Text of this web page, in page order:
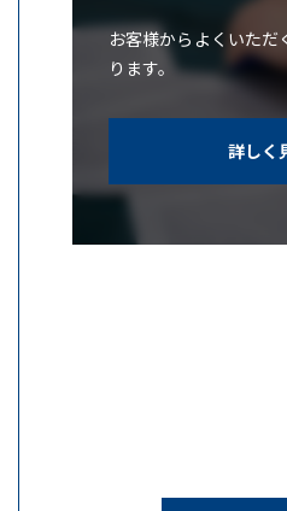
お客様からよくいた
ります。
詳しく